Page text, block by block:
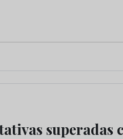
superadas